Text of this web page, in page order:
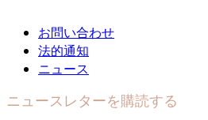
お問い合わせ
法的通知
ニュース
ニュースレターを購読する